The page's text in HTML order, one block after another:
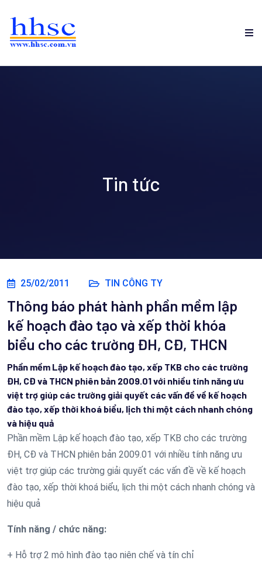
Tin tức
25/02/2011 TIN CÔNG TY
Thông báo phát hành phần mềm lập
kế hoạch đào tạo và xếp thời khóa
biểu cho các trường ĐH, CĐ, THCN
Phần mềm Lập kế hoạch đào tạo, xếp TKB cho các trường
ĐH, CĐ và THCN phiên bản 2009.01 với nhiều tính năng ưu
việt trợ giúp các trường giải quyết các vấn đề về kế hoạch
đào tạo, xếp thời khoá biểu, lịch thi một cách nhanh chóng
và hiệu quả
Phần mềm Lập kế hoạch đào tạo, xếp TKB cho các trường
ĐH, CĐ và THCN phiên bản 2009.01 với nhiều tính năng ưu
việt trợ giúp các trường giải quyết các vấn đề về kế hoạch
đào tạo, xếp thời khoá biểu, lịch thi một cách nhanh chóng và
hiệu quả
Tính năng / chức năng:
+ Hỗ trợ 2 mô hình đào tạo niên chế và tín chỉ